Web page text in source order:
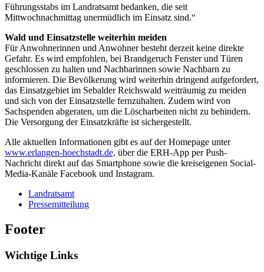
Führungsstabs im Landratsamt bedanken, die seit
Mittwochnachmittag unermüdlich im Einsatz sind.“
Wald und Einsatzstelle weiterhin meiden
Für Anwohnerinnen und Anwohner besteht derzeit keine direkte
Gefahr. Es wird empfohlen, bei Brandgeruch Fenster und Türen
geschlossen zu halten und Nachbarinnen sowie Nachbarn zu
informieren. Die Bevölkerung wird weiterhin dringend aufgefordert,
das Einsatzgebiet im Sebalder Reichswald weiträumig zu meiden
und sich von der Einsatzstelle fernzuhalten. Zudem wird von
Sachspenden abgeraten, um die Löscharbeiten nicht zu behindern.
Die Versorgung der Einsatzkräfte ist sichergestellt.
Alle aktuellen Informationen gibt es auf der Homepage unter
www.erlangen-hoechstadt.de, über die ERH-App per Push-
Nachricht direkt auf das Smartphone sowie die kreiseigenen Social-
Media-Kanäle Facebook und Instagram.
Landratsamt
Pressemitteilung
Footer
Wichtige Links